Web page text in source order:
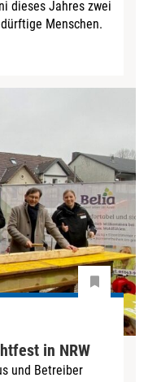
dieses Jahres zwei
Menschen.
in NRW
und Betreiber